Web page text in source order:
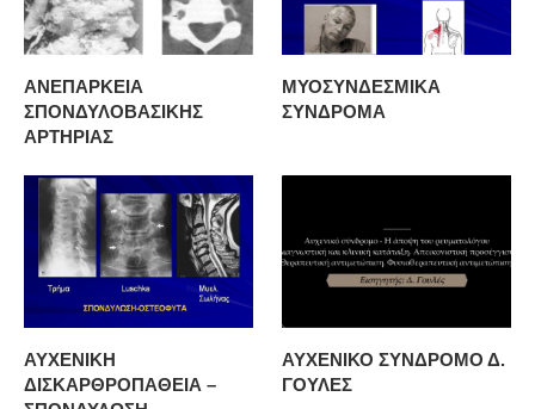
ΑΝΕΠΑΡΚΕΙΑ
ΣΠΟΝΔΥΛΟΒΑΣΙΚΗΣ
ΑΡΤΗΡΙΑΣ
ΜΥΟΣΥΝΔΕΣΜΙΚΑ
ΣΥΝΔΡΟΜΑ
ΑΥΧΕΝΙΚΗ
ΔΙΣΚΑΡΘΡΟΠΑΘΕΙΑ –
ΑΥΧΕΝΙΚΟ ΣΥΝΔΡΟΜΟ Δ.
ΓΟΥΛΕΣ